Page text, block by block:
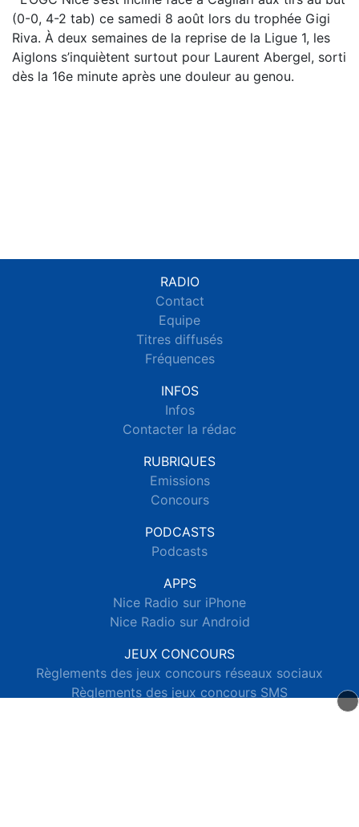
(0-0, 4-2 tab) ce samedi 8 août lors du trophée Gigi
Riva. À deux semaines de la reprise de la Ligue 1, les
Aiglons s’inquiètent surtout pour Laurent Abergel, sorti
dès la 16e minute après une douleur au genou.
RADIO
Contact
Equipe
Titres diffusés
Fréquences
INFOS
Infos
Contacter la rédac
RUBRIQUES
Emissions
Concours
PODCASTS
Podcasts
APPS
Nice Radio sur iPhone
Nice Radio sur Android
JEUX CONCOURS
Règlements des jeux concours réseaux sociaux
Règlements des jeux concours SMS